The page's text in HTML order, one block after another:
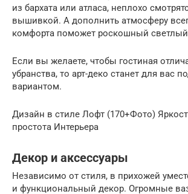
из бархата или атласа, неплохо
вышивкой. А дополнить атмосферу
комфорта поможет роскошный
Если вы желаете, чтобы гостиная
убранства, то арт-деко станет для вас
вариантом.
Дизайн в стиле Лофт (170+Фото)
простота Интерьера
Декор и аксессуары
Независимо от стиля, в прихожей
и функциональный декор. Огромные